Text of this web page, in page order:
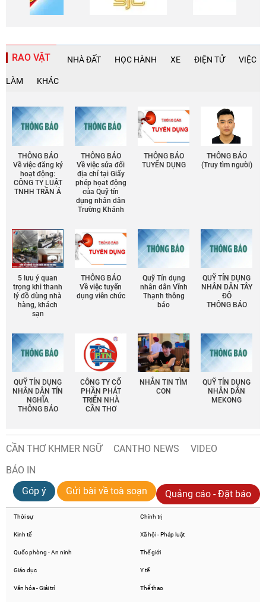
RAO VẶT NHÀ ĐẤT HỌC HÀNH XE ĐIỆN TỬ VIỆC
LÀM KHÁC
THÔNG BÁO
Về việc đăng ký
hoạt động:
CÔNG TY LUẬT
TNHH TRẦN Á
THÔNG BÁO
Về việc sửa đổi
địa chỉ tại Giấy
phép họat động
của Quỹ tín
dụng nhân dân
Trường Khánh
THÔNG BÁO
TUYỂN DỤNG
THÔNG BÁO
(Truy tìm người)
5 lưu ý quan
trọng khi thanh
lý đồ dùng nhà
hàng, khách
sạn
THÔNG BÁO
Về việc tuyển
dụng viên chức
Quỹ Tín dụng
nhân dân Vĩnh
Thạnh thông
báo
QUỸ TÍN DỤNG
NHÂN DÂN TÂY
ĐÔ
THÔNG BÁO
QUỸ TÍN DỤNG
NHÂN DÂN TÍN
NGHĨA
THÔNG BÁO
CÔNG TY CỔ
PHẦN PHÁT
TRIỂN NHÀ
CẦN THƠ
NHẮN TIN TÌM
CON
QUỸ TÍN DỤNG
NHÂN DÂN
MEKONG
CẦN THƠ KHMER NGỮ CANTHO NEWS
VIDEO
BÁO IN
Góp ý
Gửi bài về toà soạn Quảng cáo - Đặt báo
Thời sự Chính trị
Kinh tế Xã hội - Pháp luật
Quốc phòng - An ninh Thế giới
Giáo dục Y tế
Văn hóa - Giải trí Thể thao